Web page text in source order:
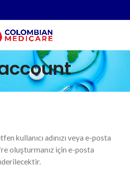
kullanıcı adınızı veya e-posta
oluşturmanız için e-posta